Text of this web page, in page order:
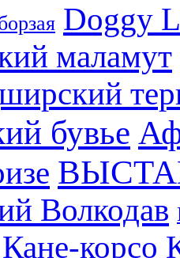
Doggy
маламут
бувье
Волкодав
Кане-корсо